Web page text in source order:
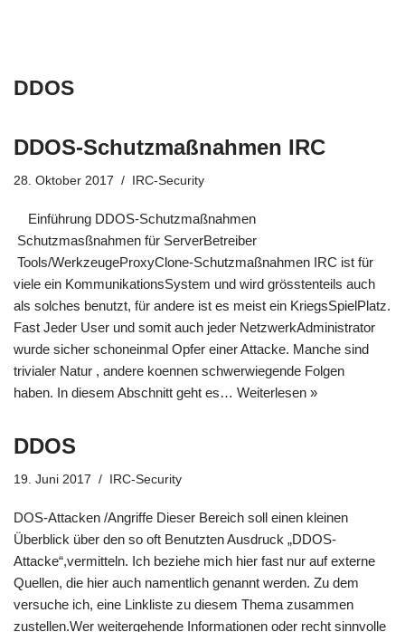
DDOS
DDOS-Schutzmaßnahmen IRC
28. Oktober 2017 IRC-Security
Einführung DDOS-Schutzmaßnahmen
Schutzmasßnahmen für ServerBetreiber
Tools/WerkzeugeProxyClone-Schutzmaßnahmen IRC ist für
viele ein KommunikationsSystem und wird grösstenteils auch
als solches benutzt, für andere ist es meist ein KriegsSpielPlatz.
Fast Jeder User und somit auch jeder NetzwerkAdministrator
wurde sicher schoneinmal Opfer einer Attacke. Manche sind
trivialer Natur , andere koennen schwerwiegende Folgen
haben. In diesem Abschnitt geht es… Weiterlesen »
DDOS
19. Juni 2017 IRC-Security
DOS-Attacken /Angriffe Dieser Bereich soll einen kleinen
Überblick über den so oft Benutzten Ausdruck „DDOS-
Attacke“,vermitteln. Ich beziehe mich hier fast nur auf externe
Quellen, die hier auch namentlich genannt werden. Zu dem
versuche ich, eine Linkliste zu diesem Thema zusammen
zustellen.Wer weitergehende Informationen oder recht sinnvolle